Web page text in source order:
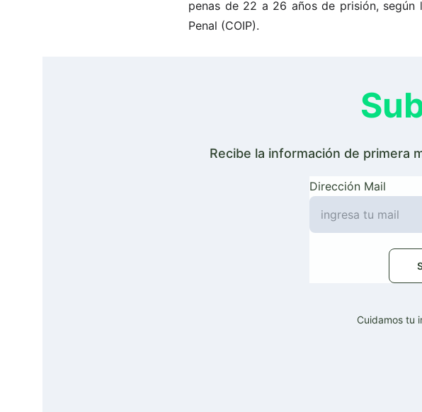
penas de 22 a 26 años de prisión,
Penal (COIP).
Recibe la información de primera
Dirección Mail
Cuidamos tu